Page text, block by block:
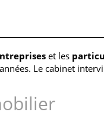
et les
Le cabinet